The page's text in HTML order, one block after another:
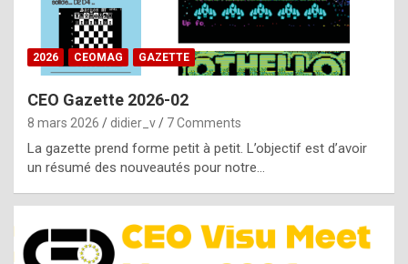
e
b
y
g
e
n
u
i
n
2026 CEOMAG GAZETTE
CEO Gazette 2026-02
8 mars 2026 didier_v 7 Comments
La gazette prend forme petit à petit. L’objectif est d’avoir
un résumé des nouveautés pour notre…